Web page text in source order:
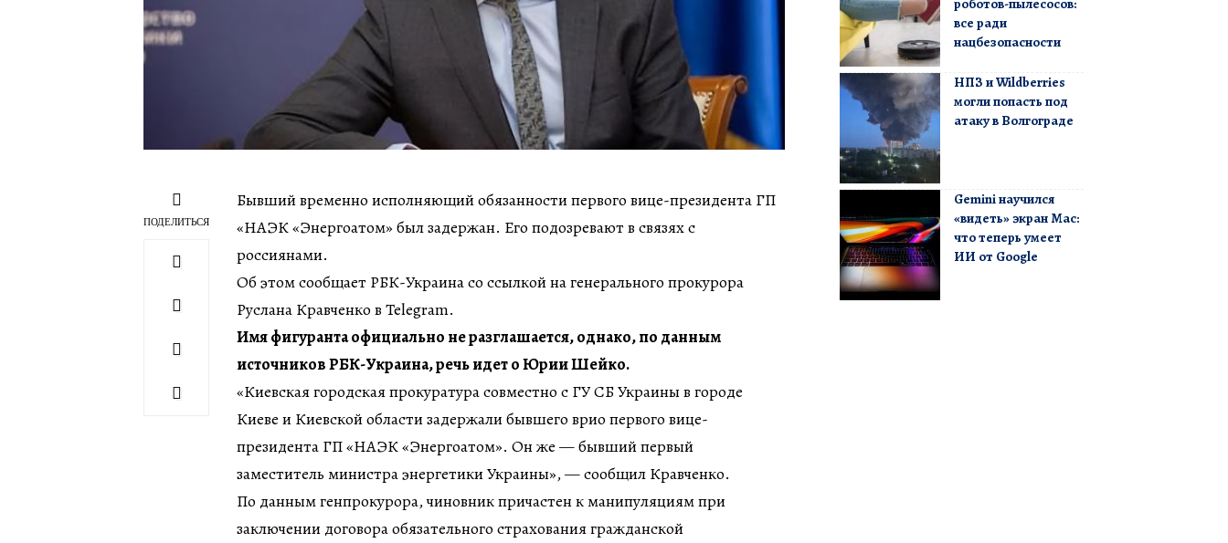
ПОДЕЛИТЬСЯ
Бывший временно исполняющий обязанности первого вице-президента ГП
«НАЭК «Энергоатом» был задержан. Его подозревают в связях с
россиянами.
Об этом сообщает РБК-Украина со ссылкой на генерального прокурора
Руслана Кравченко в Telegram.
Имя фигуранта официально не разглашается, однако, по данным
источников РБК-Украина, речь идет о Юрии Шейко.
«Киевская городская прокуратура совместно с ГУ СБ Украины в городе
Киеве и Киевской области задержали бывшего врио первого вице-
президента ГП «НАЭК «Энергоатом». Он же — бывший первый
заместитель министра энергетики Украины», — сообщил Кравченко.
По данным генпрокурора, чиновник причастен к манипуляциям при
заключении договора обязательного страхования гражданской
все ради
нацбезопасности
НПЗ и Wildberries
могли попасть под
атаку в Волгограде
Gemini научился
«видеть» экран Mac:
что теперь умеет
ИИ от Google